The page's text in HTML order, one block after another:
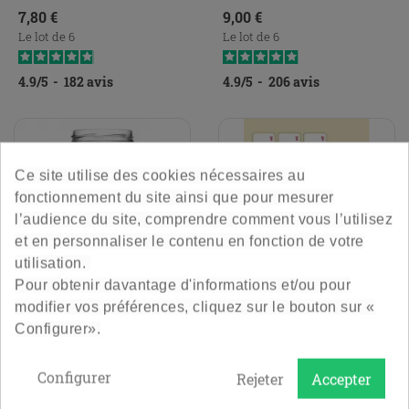
Prix
7,80 €
Le lot de 6
4.9/5 - 182avis
Prix
9,00 €
Le lot de 6
4.9/5 - 206avis
Pot Cylindrique 100 Cl Avec
Réserve - To82
Epais et solide
Le Set De 12 Étiquettes
Planche de 12 étiquettes.
Ce site utilise des cookies nécessaires au
fonctionnement du site ainsi que pour mesurer
l’audience du site, comprendre comment vous l’utilisez
et en personnaliser le contenu en fonction de votre
utilisation.
Pour obtenir davantage d'informations et/ou pour
modifier vos préférences, cliquez sur le bouton sur «
Configurer».
Accepter
Rejeter
Configurer